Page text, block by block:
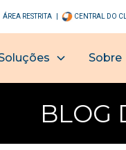
ÁREA RESTRITA | CENTRAL DO
Sobre
BLOG